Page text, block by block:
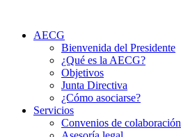
contenidoAECG
Bienvenida del Presidente
¿Qué es la AECG?
Objetivos
Junta Directiva
¿Cómo asociarse?
Servicios
Convenios de colaboración